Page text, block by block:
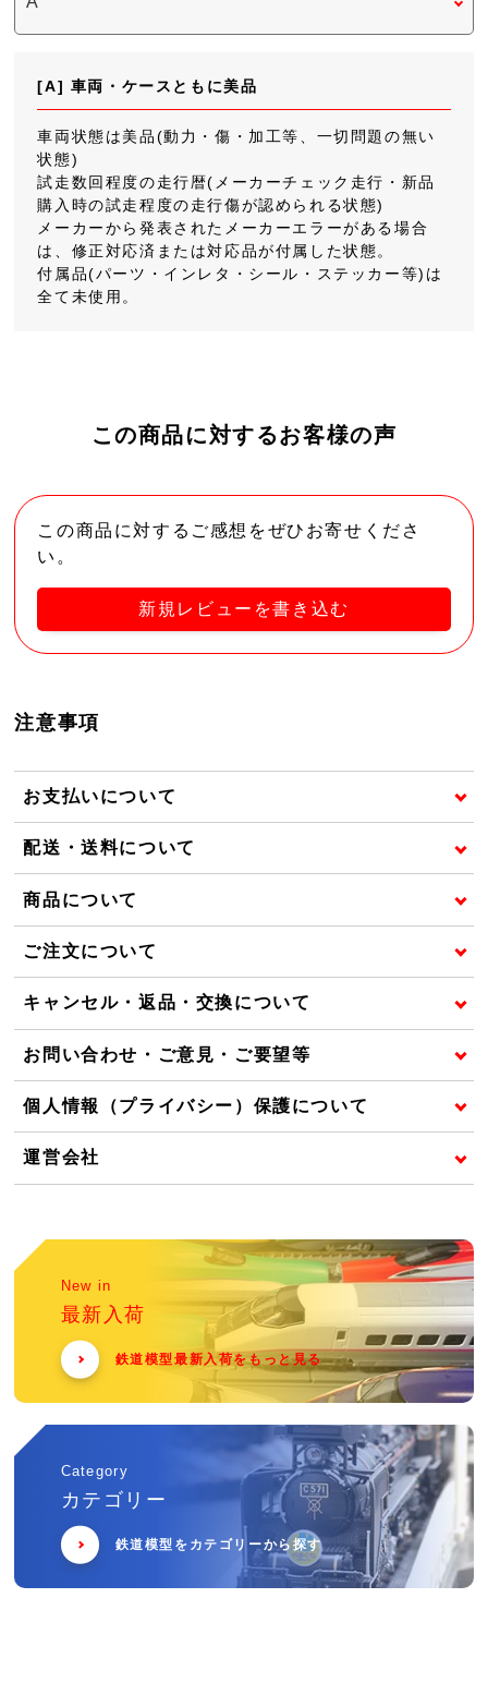
[A] 車両・ケースともに美品
車両状態は美品(動力・傷・加工等、一切問題の無い
状態)
試走数回程度の走行暦(メーカーチェック走行・新品
購入時の試走程度の走行傷が認められる状態)
メーカーから発表されたメーカーエラーがある場合
は、修正対応済または対応品が付属した状態。
付属品(パーツ・インレタ・シール・ステッカー等)は
全て未使用。
この商品に対するお客様の声
この商品に対するご感想をぜひお寄せくださ
い。
新規レビューを書き込む
注意事項
お支払いについて
配送・送料について
商品について
ご注文について
キャンセル・返品・交換について
お問い合わせ・ご意見・ご要望等
個人情報（プライバシー）保護について
運営会社
New in
最新入荷
鉄道模型最新入荷をもっと見る
Category
カテゴリー
鉄道模型をカテゴリーから探す